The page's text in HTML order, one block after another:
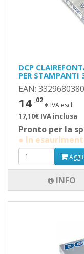
DCP
PER STAMPANTI
EAN:
14 ,02
€ IVA escl.
17,10€ IVA inclusa
Pronto per la
● In
INFO